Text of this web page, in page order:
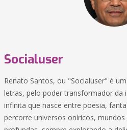
Socialuser
Renato Santos, ou "Socialuser" é
letras, pelo poder transformador da
infinita que nasce entre poesia,
percorre universos oníricos,